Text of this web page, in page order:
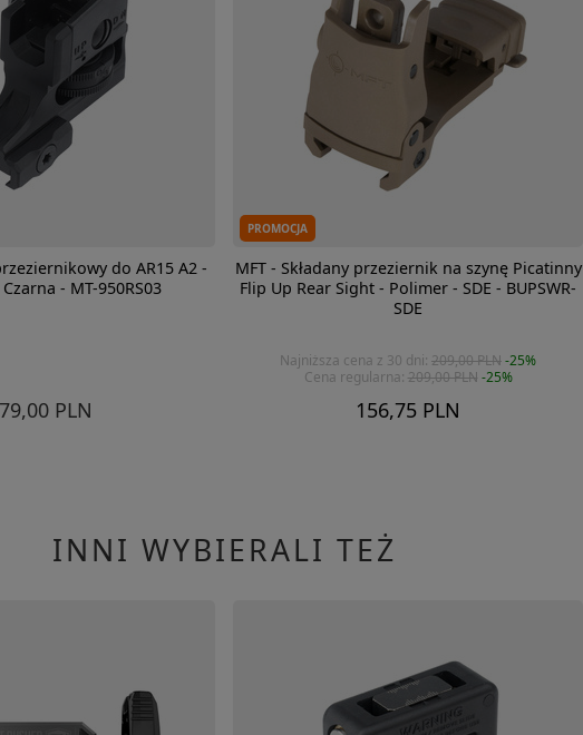
do AR15 A2 -
- MT-950RS03
PLN
PROMOCJA
MFT - Składany przeziernik na szynę Picatinny
Flip Up Rear Sight - Polimer - SDE - BUPSWR-
SDE
156,75 PLN
Najniższa cena z 30 dni: 209,00 PLN-25%
Cena regularna: 209,00 PLN -25%
INNI WYBIERALI TEŻ